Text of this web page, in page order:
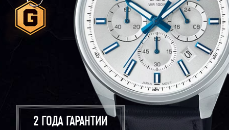
2 ГОДА ГАРАНТИИ